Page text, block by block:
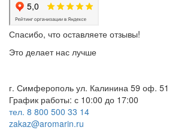
Спасибо, что оставляете отзывы!
Это делает нас лучше
г. Симферополь ул. Калинина 59 оф. 51
График работы: с 10:00 до 17:00
тел. 8 800 500 33 14
zakaz@aromarin.ru